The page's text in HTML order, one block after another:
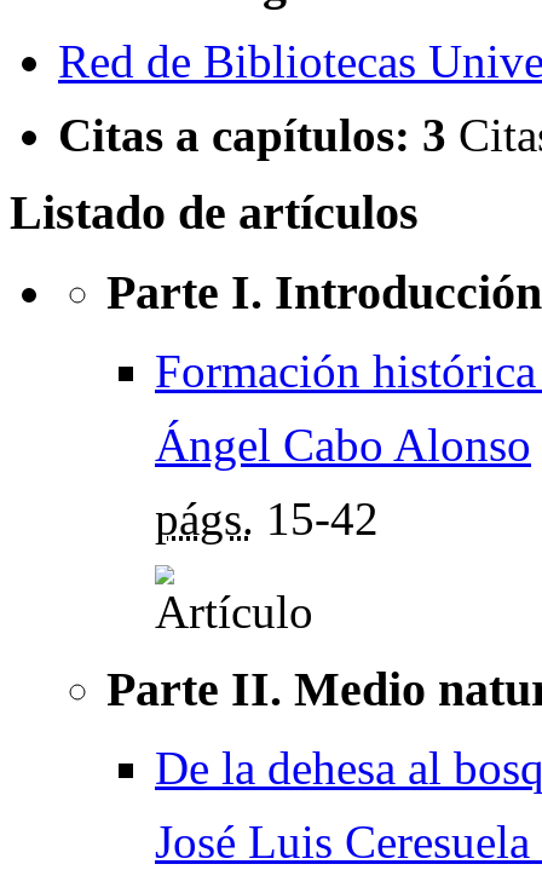
Red de Bibliotecas
Citas a capítulos: 3
Listado de artículos
Parte I. Introducción
Formación histórica
Ángel Cabo Alonso
págs. 15-42
Parte II. Medio
De la dehesa al
José Luis